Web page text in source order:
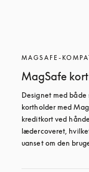
MAGSAFE-
MagSafe
Designet med
kortholder med
kreditkort ved
lædercoveret,
uanset om den